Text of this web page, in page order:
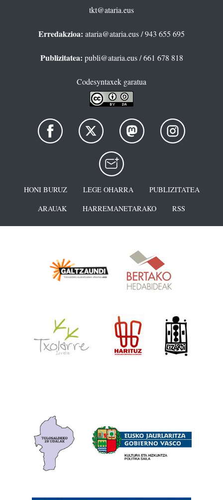
tkt@ataria.eus
Erredakzioa: ataria@ataria.eus/ 943 655 695
Publizitatea: publi@ataria.eus/ 661 678 818
Codesyntaxek garatua
HONI BURUZ LEGE OHARRA
PUBLIZITATEA
ARAUAK
HARREMANETARAKO RSS